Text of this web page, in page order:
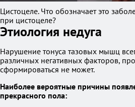
Цистоцеле. Что обозначает это
при цистоцеле?
Этиология недуга
Нарушение тонуса тазовых мышц
различных негативных факторов,
сформироваться не может.
Наиболее вероятные причины
прекрасного пола: